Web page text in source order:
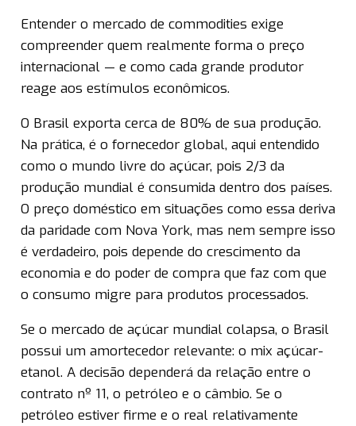
Entender o mercado de commodities exige
compreender quem realmente forma o preço
internacional — e como cada grande produtor
reage aos estímulos econômicos.
O Brasil exporta cerca de 80% de sua produção.
Na prática, é o fornecedor global, aqui entendido
como o mundo livre do açúcar, pois 2/3 da
produção mundial é consumida dentro dos países.
O preço doméstico em situações como essa deriva
da paridade com Nova York, mas nem sempre isso
é verdadeiro, pois depende do crescimento da
economia e do poder de compra que faz com que
o consumo migre para produtos processados.
Se o mercado de açúcar mundial colapsa, o Brasil
possui um amortecedor relevante: o mix açúcar-
etanol. A decisão dependerá da relação entre o
contrato nº 11, o petróleo e o câmbio. Se o
petróleo estiver firme e o real relativamente